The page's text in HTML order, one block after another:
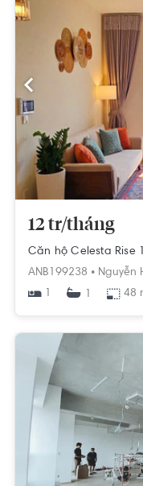
12 tr/tháng
Căn hộ Celesta Rise
ANB199238 • Nguyễn
1
1 48